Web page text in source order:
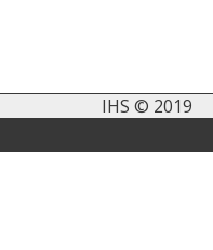
IHS © 2019